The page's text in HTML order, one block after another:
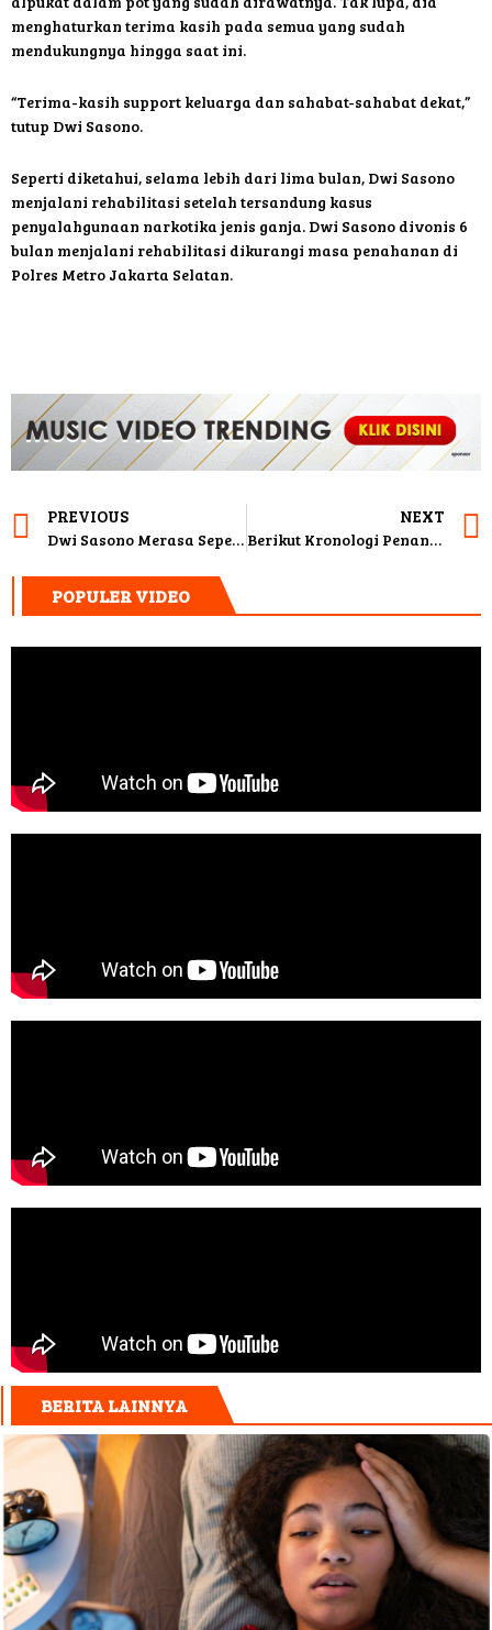
menghaturkan terima kasih pada semua yang sudah
mendukungnya hingga saat ini.
“Terima-kasih support keluarga dan sahabat-sahabat dekat,”
tutup Dwi Sasono.
Seperti diketahui, selama lebih dari lima bulan, Dwi Sasono
menjalani rehabilitasi setelah tersandung kasus
penyalahgunaan narkotika jenis ganja. Dwi Sasono divonis 6
bulan menjalani rehabilitasi dikurangi masa penahanan di
Polres Metro Jakarta Selatan.
PREVIOUS
Dwi Sasono Merasa Seperti Sudah 20 Tahun Jalani Hukuman
NEXT
Berikut Kronologi Penangkapan Artis ST dan SH Terkait Prostitusi Online
POPULER VIDEO
BERITA LAINNYA